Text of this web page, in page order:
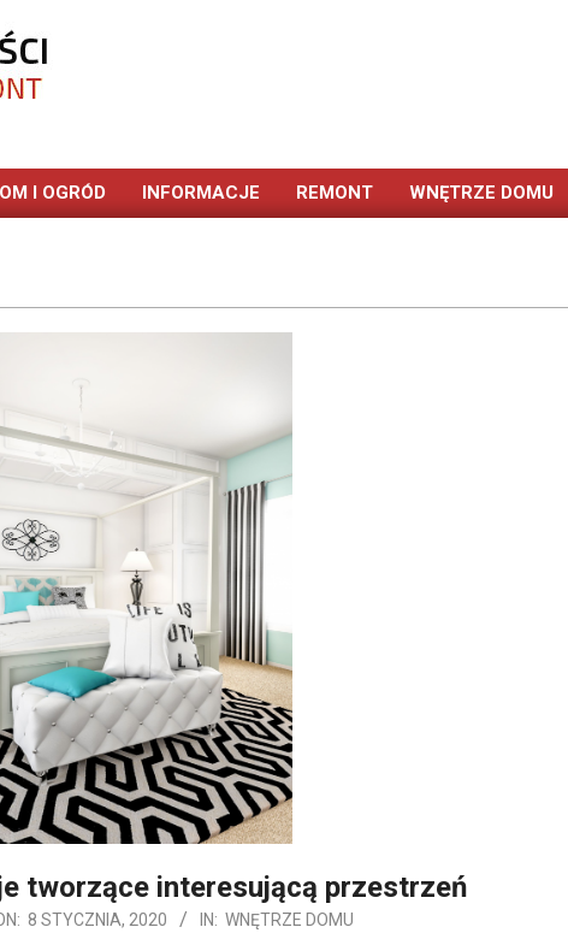
Primary
I OGRÓD INFORMACJE REMONT WNĘTRZE DOMU
tworzące interesującą przestrzeń
8 STYCZNIA, 2020 IN: WNĘTRZE DOMU